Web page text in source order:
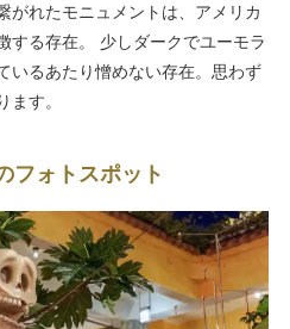
がれたモニュメントは、アメリカ
する存在。 少しダークでユーモラ
いるあたり憎めない存在。思わず
ます。
フォトスポット